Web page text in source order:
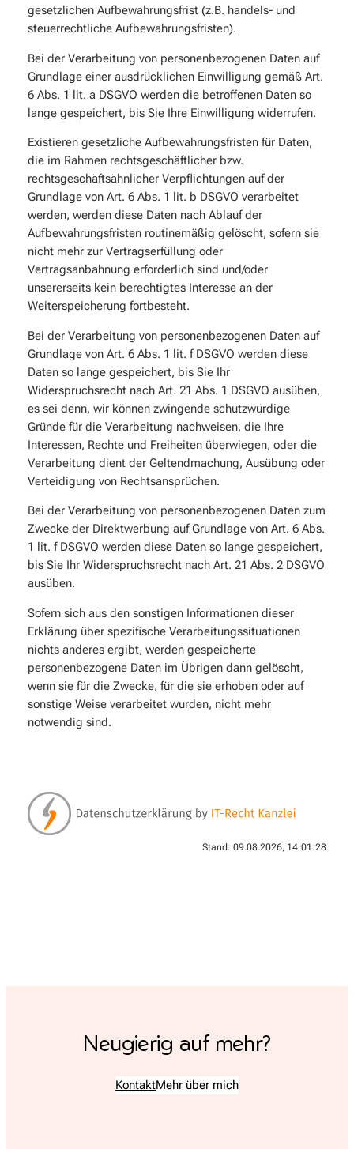
gesetzlichen Aufbewahrungsfrist (z.B. handels- und
steuerrechtliche Aufbewahrungsfristen).
Bei der Verarbeitung von personenbezogenen Daten auf
Grundlage einer ausdrücklichen Einwilligung gemäß Art.
6 Abs. 1 lit. a DSGVO werden die betroffenen Daten so
lange gespeichert, bis Sie Ihre Einwilligung widerrufen.
Existieren gesetzliche Aufbewahrungsfristen für Daten,
die im Rahmen rechtsgeschäftlicher bzw.
rechtsgeschäftsähnlicher Verpflichtungen auf der
Grundlage von Art. 6 Abs. 1 lit. b DSGVO verarbeitet
werden, werden diese Daten nach Ablauf der
Aufbewahrungsfristen routinemäßig gelöscht, sofern sie
nicht mehr zur Vertragserfüllung oder
Vertragsanbahnung erforderlich sind und/oder
unsererseits kein berechtigtes Interesse an der
Weiterspeicherung fortbesteht.
Bei der Verarbeitung von personenbezogenen Daten auf
Grundlage von Art. 6 Abs. 1 lit. f DSGVO werden diese
Daten so lange gespeichert, bis Sie Ihr
Widerspruchsrecht nach Art. 21 Abs. 1 DSGVO ausüben,
es sei denn, wir können zwingende schutzwürdige
Gründe für die Verarbeitung nachweisen, die Ihre
Interessen, Rechte und Freiheiten überwiegen, oder die
Verarbeitung dient der Geltendmachung, Ausübung oder
Verteidigung von Rechtsansprüchen.
Bei der Verarbeitung von personenbezogenen Daten zum
Zwecke der Direktwerbung auf Grundlage von Art. 6 Abs.
1 lit. f DSGVO werden diese Daten so lange gespeichert,
bis Sie Ihr Widerspruchsrecht nach Art. 21 Abs. 2 DSGVO
ausüben.
Sofern sich aus den sonstigen Informationen dieser
Erklärung über spezifische Verarbeitungssituationen
nichts anderes ergibt, werden gespeicherte
personenbezogene Daten im Übrigen dann gelöscht,
wenn sie für die Zwecke, für die sie erhoben oder auf
sonstige Weise verarbeitet wurden, nicht mehr
notwendig sind.
Stand: 09.08.2026, 14:01:28
Neugierig auf mehr?
KontaktMehr über mich